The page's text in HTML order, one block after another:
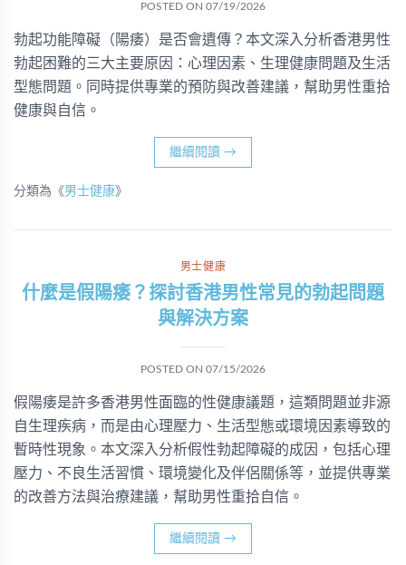
POSTED ON 07/19/2026
勃起功能障礙（陽痿）是否會遺傳？本文深入分析香港男性
勃起困難的三大主要原因：心理因素、生理健康問題及生活
型態問題。同時提供專業的預防與改善建議，幫助男性重拾
健康與自信。
繼續閱讀 →
分類為《男士健康》
男士健康
什麼是假陽痿？探討香港男性常見的勃起問題
與解決方案
POSTED ON 07/15/2026
假陽痿是許多香港男性面臨的性健康議題，這類問題並非源
自生理疾病，而是由心理壓力、生活型態或環境因素導致的
暫時性現象。本文深入分析假性勃起障礙的成因，包括心理
壓力、不良生活習慣、環境變化及伴侶關係等，並提供專業
的改善方法與治療建議，幫助男性重拾自信。
繼續閱讀 →